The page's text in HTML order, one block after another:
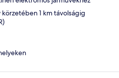
körzetében 1 km távolságig